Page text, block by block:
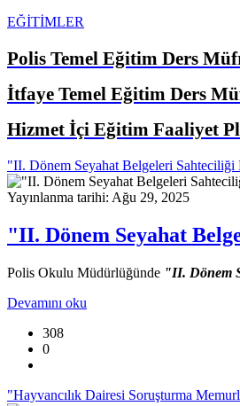
EĞİTİMLER
Polis Temel Eğitim Ders
İtfaye Temel Eğitim Ders
Hizmet İçi Eğitim Faaliyet
"II. Dönem Seyahat Belgeleri
Yayınlanma tarihi: Ağu 29, 2025
"II. Dönem Seyahat
Polis Okulu Müdürlüğünde "II. Dönem
Devamını oku
308
0
"Hayvancılık Dairesi Soruşturma